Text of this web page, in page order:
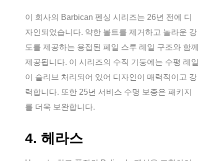
이 회사의 Barbican 펜싱 시리즈는 26년 전에 디
자인되었습니다. 약한 볼트를 제거하고 놀라운 강
도를 제공하는 용접된 페일 스루 레일 구조와 함께
제공됩니다. 이 시리즈의 수직 기둥에는 수평 레일
이 슬리브 처리되어 있어 디자인이 매력적이고 강
력합니다. 또한 25년 서비스 수명 보증은 패키지
를 더욱 보완합니다.
4. 헤라스